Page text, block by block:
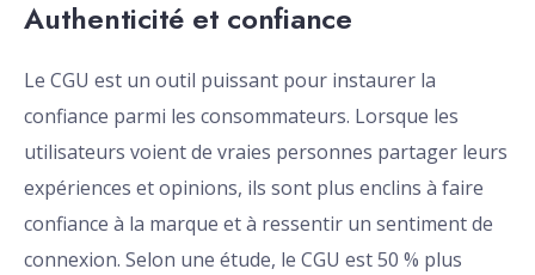
Authenticité et confiance
Le CGU est un outil puissant pour instaurer la
confiance parmi les consommateurs. Lorsque les
utilisateurs voient de vraies personnes partager leurs
expériences et opinions, ils sont plus enclins à faire
confiance à la marque et à ressentir un sentiment de
connexion. Selon une étude, le CGU est 50 % plus